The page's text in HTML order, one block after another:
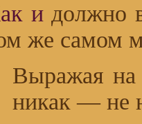
идолжно
же самом
Выражая на
никак — не